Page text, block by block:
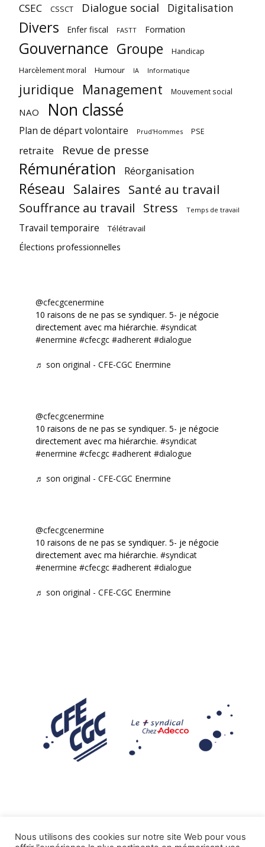
CSEC CSSCT Dialogue social Digitalisation
Divers Enfer fiscal FASTT Formation
Gouvernance Groupe Handicap
Harcèlement moral Humour IA Informatique
juridique Management Mouvement social
NAO Non classé
Plan de départ volontaire Prud'Hommes PSE
retraite Revue de presse
Rémunération Réorganisation
Réseau Salaires Santé au travail
Souffrance au travail Stress Temps de travail
Travail temporaire Télétravail
Élections professionnelles
@cfecgcenermine
10 raisons de ne pas se syndiquer. 5- je négocie
directement avec ma hiérarchie. #syndicat
#enermine #cfecgc #adherent #dialogue
♬ son original - CFE-CGC Enermine
@cfecgcenermine
10 raisons de ne pas se syndiquer. 5- je négocie
directement avec ma hiérarchie. #syndicat
#enermine #cfecgc #adherent #dialogue
♬ son original - CFE-CGC Enermine
@cfecgcenermine
10 raisons de ne pas se syndiquer. 5- je négocie
directement avec ma hiérarchie. #syndicat
#enermine #cfecgc #adherent #dialogue
♬ son original - CFE-CGC Enermine
Nous utilisons des cookies sur notre site Web pour vous